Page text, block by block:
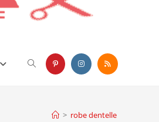
Toggle
> robe dentelle